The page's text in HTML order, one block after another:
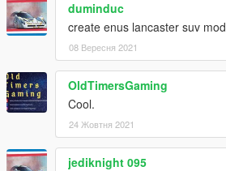
duminduc
create enus lancaster suv mod
08 Вересня 2021
OldTimersGaming
Cool.
24 Жовтня 2021
jediknight 095